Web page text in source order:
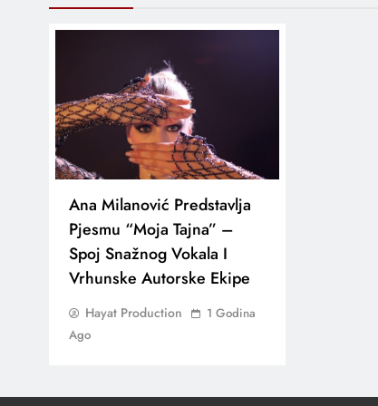
Ana Milanović Predstavlja
Pjesmu “Moja Tajna” –
Spoj Snažnog Vokala I
Vrhunske Autorske Ekipe
Hayat Production
1 Godina
Ago